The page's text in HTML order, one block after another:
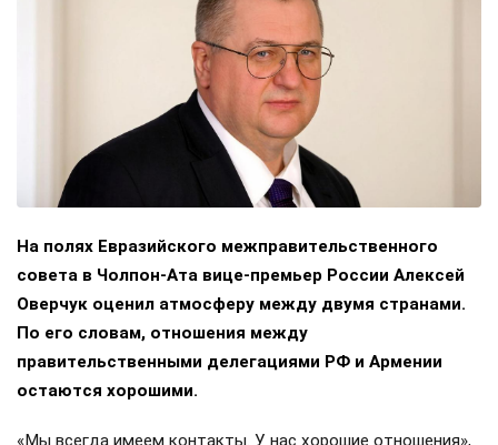
На полях Евразийского межправительственного
совета в Чолпон-Ата вице-премьер России Алексей
Оверчук оценил атмосферу между двумя странами.
По его словам, отношения между
правительственными делегациями РФ и Армении
остаются хорошими.
«Мы всегда имеем контакты. У нас хорошие отношения»,